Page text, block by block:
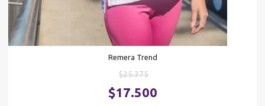
Remera Trend
$25.375El
precio
original
$17.500